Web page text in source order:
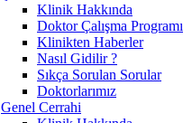
Klinik Hakkında
Doktor Çalışma Programı
Klinikten Haberler
Nasıl Gidilir ?
Sıkça Sorulan Sorular
Doktorlarımız
Genel Cerrahi